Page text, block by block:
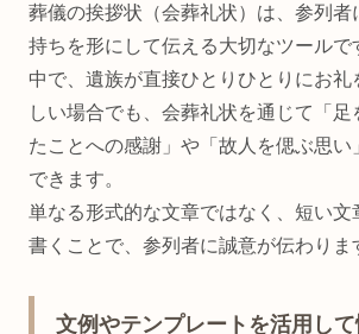
葬儀の挨拶状（会葬礼状）は、参列者
持ちを形にして伝える大切なツールで
中で、遺族が直接ひとりひとりにお礼
しい場合でも、会葬礼状を通じて「足
たことへの感謝」や「故人を偲ぶ思い
できます。
単なる形式的な文章ではなく、短い文
書くことで、参列者に誠意が伝わりま
文例やテンプレートを活用し